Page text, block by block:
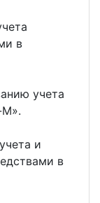
в
учета
М».
и
в